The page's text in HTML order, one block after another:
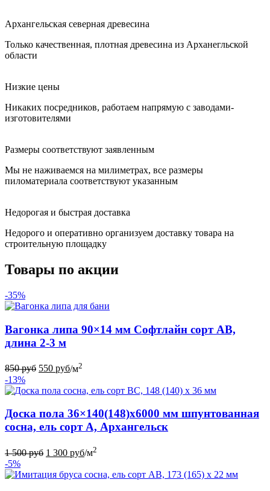
Архангельская северная древесина
Только качественная, плотная древесина из Арханегльской
области
Низкие цены
Никаких посредников, работаем напрямую с заводами-
изготовителями
Размеры соответствуют заявленным
Мы не наживаемся на милиметрах, все размеры
пиломатериала соответствуют указанным
Недорогая и быстрая доставка
Недорого и оперативно организуем доставку товара на
строительную площадку
Товары по акции
-35%
Вагонка липа 90×14 мм Софтлайн сорт АВ,
длина 2-3 м
850руб 550 руб/м2
-13%
Доска пола 36×140(148)x6000 мм шпунтованная
сосна, ель сорт А, Архангельск
1 500руб 1 300 руб/м2
-5%